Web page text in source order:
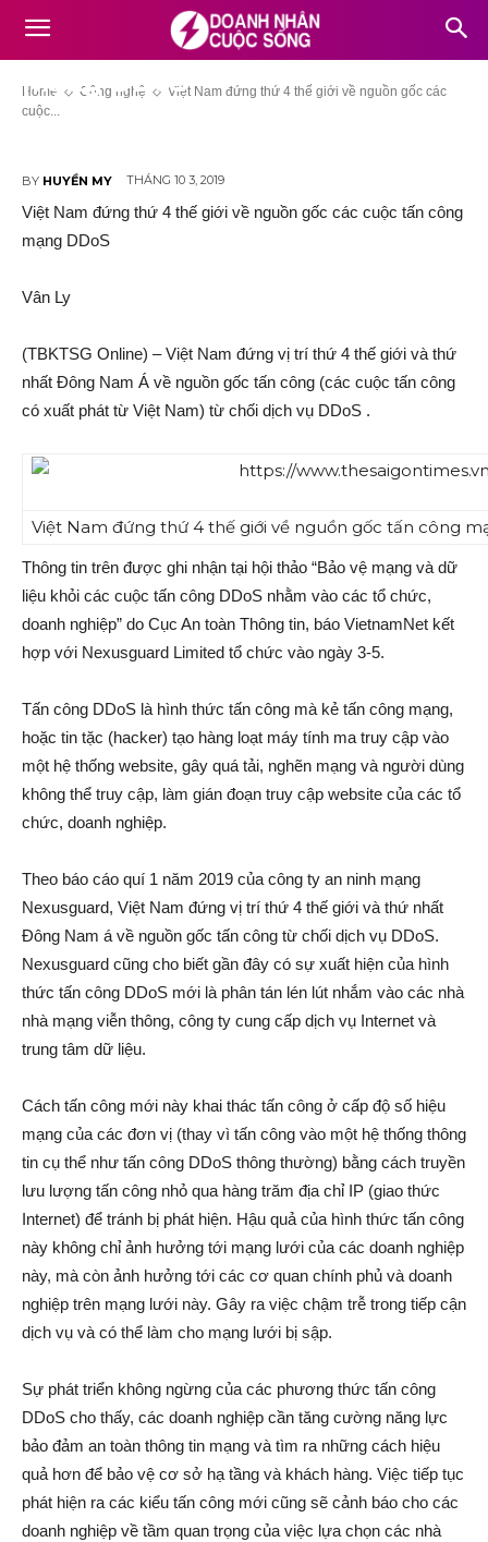
Home Công nghệ
Việt Nam đứng thứ 4 thế giới về nguồn gốc các
cuộc...
Việt Nam đứng thứ 4 thế giới về
nguồn gốc các cuộc tấn công
mạng DDoS
BY HUYỀN MY THÁNG 10 3, 2019
Việt Nam đứng thứ 4 thế giới về nguồn gốc các cuộc tấn công
mạng DDoS
Vân Ly
(TBKTSG Online) – Việt Nam đứng vị trí thứ 4 thế giới và thứ
nhất Đông Nam Á về nguồn gốc tấn công (các cuộc tấn công
có xuất phát từ Việt Nam) từ chối dịch vụ DDoS .
Việt Nam đứng thứ 4 thế giới về nguồn gốc tấn công
Thông tin trên được ghi nhận tại hội thảo “Bảo vệ mạng và dữ
liệu khỏi các cuộc tấn công DDoS nhằm vào các tổ chức,
doanh nghiệp” do Cục An toàn Thông tin, báo VietnamNet kết
hợp với Nexusguard Limited tổ chức vào ngày 3-5.
Tấn công DDoS là hình thức tấn công mà kẻ tấn công mạng,
hoặc tin tặc (hacker) tạo hàng loạt máy tính ma truy cập vào
một hệ thống website, gây quá tải, nghẽn mạng và người dùng
không thể truy cập, làm gián đoạn truy cập website của các tổ
chức, doanh nghiệp.
Theo báo cáo quí 1 năm 2019 của công ty an ninh mạng
Nexusguard, Việt Nam đứng vị trí thứ 4 thế giới và thứ nhất
Đông Nam á về nguồn gốc tấn công từ chối dịch vụ DDoS.
Nexusguard cũng cho biết gần đây có sự xuất hiện của hình
thức tấn công DDoS mới là phân tán lén lút nhắm vào các nhà
nhà mạng viễn thông, công ty cung cấp dịch vụ Internet và
trung tâm dữ liệu.
Cách tấn công mới này khai thác tấn công ở cấp độ số hiệu
mạng của các đơn vị (thay vì tấn công vào một hệ thống thông
tin cụ thể như tấn công DDoS thông thường) bằng cách truyền
lưu lượng tấn công nhỏ qua hàng trăm địa chỉ IP (giao thức
Internet) để tránh bị phát hiện. Hậu quả của hình thức tấn công
này không chỉ ảnh hưởng tới mạng lưới của các doanh nghiệp
này, mà còn ảnh hưởng tới các cơ quan chính phủ và doanh
nghiệp trên mạng lưới này. Gây ra việc chậm trễ trong tiếp cận
dịch vụ và có thể làm cho mạng lưới bị sập.
Sự phát triển không ngừng của các phương thức tấn công
DDoS cho thấy, các doanh nghiệp cần tăng cường năng lực
bảo đảm an toàn thông tin mạng và tìm ra những cách hiệu
quả hơn để bảo vệ cơ sở hạ tầng và khách hàng. Việc tiếp tục
phát hiện ra các kiểu tấn công mới cũng sẽ cảnh báo cho các
doanh nghiệp về tầm quan trọng của việc lựa chọn các nhà